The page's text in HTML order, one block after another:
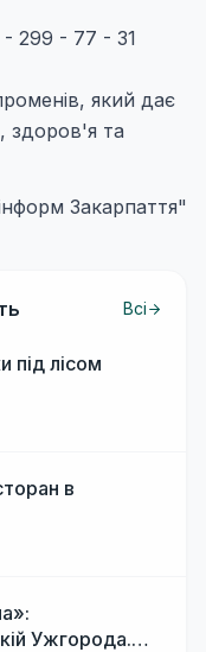
299 - 77 - 31
який дає
здоров'я та
Закарпаття"
Всі
під лісом
в
Ужгорода.